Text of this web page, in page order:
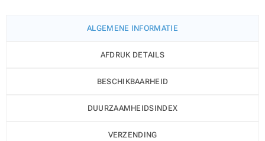
ALGEMENE INFORMATIE
AFDRUK DETAILS
BESCHIKBAARHEID
DUURZAAMHEIDSINDEX
VERZENDING